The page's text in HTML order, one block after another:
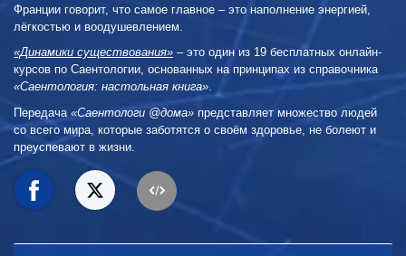
Франции говорит, что самое главное – это наполнение энергией,
лёгкостью и воодушевлением.
«Динамики существования» – это один из 19 бесплатных онлайн-
курсов по Саентологии, основанных на принципах из справочника
«Саентология: настольная книга».
Передача «Саентологи @дома» представляет множество людей
со всего мира, которые заботятся о своём здоровье, не болеют и
преуспевают в жизни.